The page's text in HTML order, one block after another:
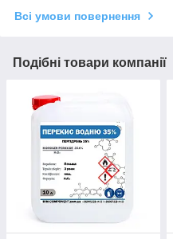
Всі умови повернення
Подібні товари компанії